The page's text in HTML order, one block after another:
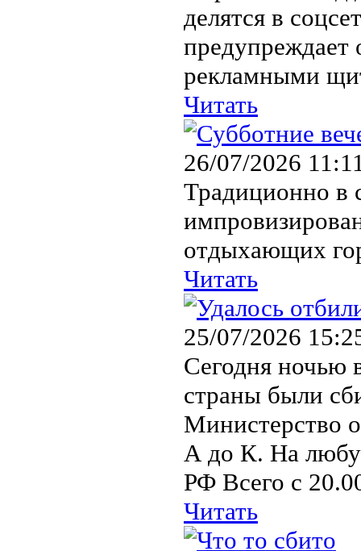
делятся в
предупреждает
рекламными
Читать
26/07/2026
Традиционно в
отдыхающих
Читать
25/07/2026
Сегодня ночью
страны были
Министерство
А до К. На
РФ Всего с
Читать